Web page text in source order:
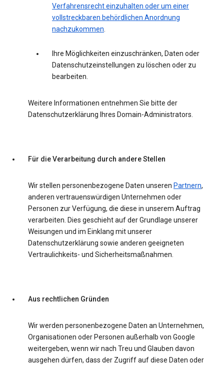
Verfahrensrecht einzuhalten oder um einer
vollstreckbaren behördlichen Anordnung
nachzukommen.
Ihre Möglichkeiten einzuschränken, Daten oder
Datenschutzeinstellungen zu löschen oder zu
bearbeiten.
Weitere Informationen entnehmen Sie bitte der
Datenschutzerklärung Ihres Domain-Administrators.
Für die Verarbeitung durch andere Stellen
Wir stellen personenbezogene Daten unseren Partnern,
anderen vertrauenswürdigen Unternehmen oder
Personen zur Verfügung, die diese in unserem Auftrag
verarbeiten. Dies geschieht auf der Grundlage unserer
Weisungen und im Einklang mit unserer
Datenschutzerklärung sowie anderen geeigneten
Vertraulichkeits- und Sicherheitsmaßnahmen.
Aus rechtlichen Gründen
Wir werden personenbezogene Daten an Unternehmen,
Organisationen oder Personen außerhalb von Google
weitergeben, wenn wir nach Treu und Glauben davon
ausgehen dürfen, dass der Zugriff auf diese Daten oder